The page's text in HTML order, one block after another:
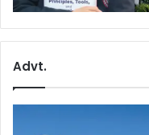
Advt.